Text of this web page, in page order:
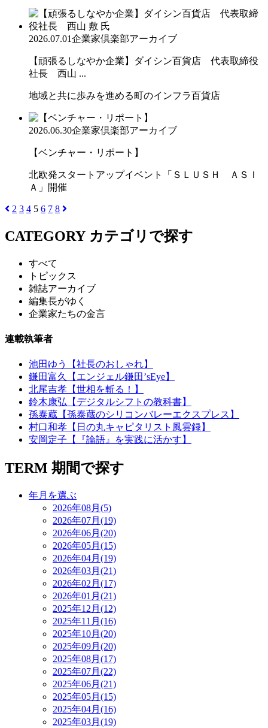
2026.07.01企業家倶楽部アーカイブ
【頑張るしなやか企業】ダイシン百貨店 代表取締役
社長 西山 ...
地域と共に歩みを進める町のインフラ百貨店
2026.06.30企業家倶楽部アーカイブ
【ベンチャー・リポート】
北欧発スタートアップイベント「ＳＬＵＳＨ ＡＳＩ
Ａ」開催
2 3 4 5 6 7 8
CATEGORY カテゴリで探す
すべて
トピックス
雑誌アーカイブ
編集長がゆく
企業家たちの金言
連載執筆者
池田ゆう【社長のおしゃれ】
鎌田富久【エンジェル鎌田’sEye】
北尾吉孝【世相を斬る！】
鈴木康弘【デジタルシフトの教科書】
孫泰蔵【孫泰蔵のシリコンバレーエクスプレス】
村口和孝【日の丸キャピタリスト風雲録】
安岡定子【『論語』を実践に活かす】
TERM 期間で探す
年月を選ぶ
2026年08月(5)
2026年07月(19)
2026年06月(20)
2026年05月(15)
2026年04月(19)
2026年03月(21)
2026年02月(17)
2026年01月(21)
2025年12月(12)
2025年11月(16)
2025年10月(20)
2025年09月(20)
2025年08月(17)
2025年07月(22)
2025年06月(21)
2025年05月(15)
2025年04月(16)
2025年03月(19)